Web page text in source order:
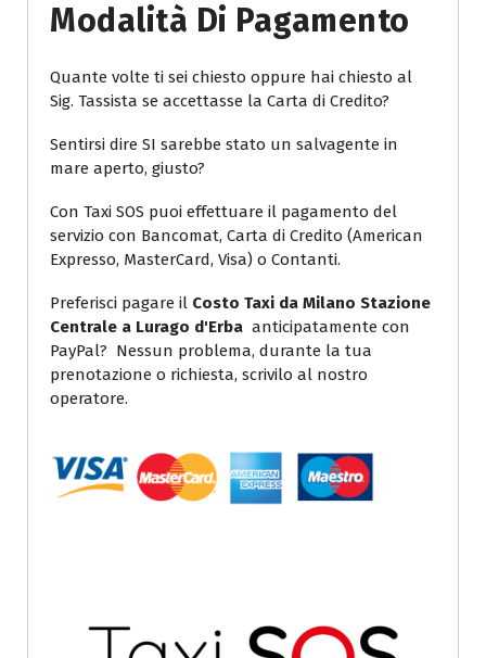
Modalità Di Pagamento
Quante volte ti sei chiesto oppure hai chiesto al
Sig. Tassista se accettasse la Carta di Credito?
Sentirsi dire SI sarebbe stato un salvagente in
mare aperto, giusto?
Con Taxi SOS puoi effettuare il pagamento del
servizio con Bancomat, Carta di Credito (American
Expresso, MasterCard, Visa) o Contanti.
Preferisci pagare il Costo Taxi da Milano Stazione
Centrale a Lurago d'Erba anticipatamente con
PayPal? Nessun problema, durante la tua
prenotazione o richiesta, scrivilo al nostro
operatore.